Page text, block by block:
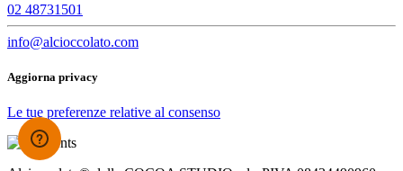
02 48731501
info@alcioccolato.com
Aggiorna privacy
Le tue preferenze relative al consenso